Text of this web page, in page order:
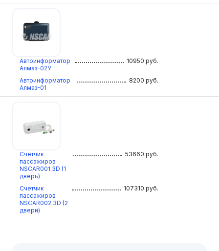
Автоинформатор
Алмаз-02У
10950 руб.
Автоинформатор
Алмаз-01
8200 руб.
Счетчик
пассажиров
NSCAR001 3D (1
дверь)
53660 руб.
Счетчик
пассажиров
NSCAR002 3D (2
двери)
107310 руб.